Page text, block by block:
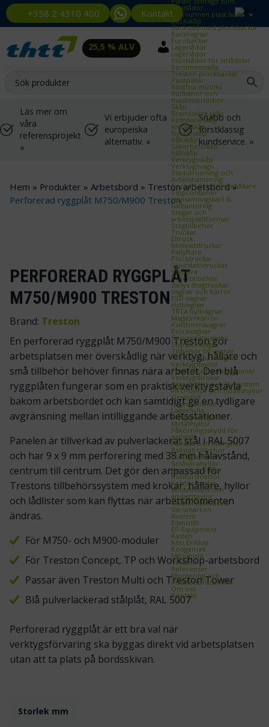
+358 2 4310 400 Kontakt Plastlådor
Återvunnen plast back
Backskåp
Backställ med plockbackar
Backvagnar
Eurobackar
Lagerlådor
Lagerlådor
Plocklådor för smådelar
Sortimentskåp
Treston plockbackar
Plastpallar
Rostfria möbler
Rullbanor och
maskinskridskor
Skåp
Brandsäkra skåp
Kemikalieskåp
Metallskåp
Nyckelskåp
Plåtskåp
Säkerhetsskåp
Stålskåp
Verktygsskåp
Verktygsvagn
Städutrustning och
Avfallshantering
Sopkärl & Avfallsbehållare
Tippcontainer
Uppsamlingskärl &
Fathantering
Stegar och
arbetsplattformar
Stegtillbehör
Truckar
Eltruck
Motviktstruckar
Pallyftare
Plocktruckar
Skjutstativtruckar
Staplare
Trucktillbehör
Zallys dragtruckar
Vagnar och Kärror
ESD‑vagnar
Hyllvagnar
TRTA hyllvagnar
Magasinkärror
Plattformsvagnar
Plockvagnar
Serveringsvagnar
Sopsäcksvagn
Tillbehör till vagnar
Treston Multi vagnar
Verktygstavlor
Perforerad verktygspanel
Verktygskrokar
Lagerhyllor och Hyllsystem
FIFO‑hyllor och flödeshyllor
Grenställ
Lagerautomat
Lagerhylla
Longspan hylla
Metallhyllor
Påkörningsskydd för
pallställ
Pallställ och Pallhyllor
Pallställ tillbehör
Utdragsenhet
Småvaruhyllor
Kontorsmöbler
Kontorsmattor
Kontorsstolar
Whiteboard och
anslagstavlor
Kontorsskrivbord
Varumärken
Axelent
Edmolift
EP-Equipment
Kasten
Kito Erikkilä
Kongamek
Mitsubishi
Treston
Referenser
Montering och
installationsservice
Om oss
Kontakt
25,5 % ALV
Läs mer om
våra
referensprojekt
»
Vi erbjuder ofta
europeiska
alternativ. »
Snabb och
förstklassig
kundservice. »
Hem » Produkter » Arbetsbord » Treston arbetsbord»
Perforerad ryggplåt M750/M900 Treston
PERFORERAD RYGGPLÅT
M750/M900 TRESTON
Brand: Treston
En perforerad ryggplåt M750/M900 Treston gör
arbetsplatsen mer överskådlig när verktyg, hållare och
små tillbehör behöver finnas nära arbetet. Den blå
ryggplåten fungerar som en praktisk verktygstavla
bakom arbetsbordet och kan samtidigt ge en tydligare
avgränsning mellan intilliggande arbetsstationer.
Panelen är tillverkad av pulverlackerat stål i RAL 5007
och har 9 x 9 mm perforering med 38 mm hålavstånd,
centrum till centrum. Det gör den anpassad för
Trestons tillbehörssystem med krokar, hållare, hyllor
och lådlister som kan flyttas när arbetsmomenten
ändras.
För M750- och M900-moduler
För Treston Concept, TP och Workshop-arbetsbord
Passar även Treston Multi och Treston Tower
Blå pulverlackerad stålplåt, RAL 5007
Perforerad ryggplåt är ett bra val när
verktygsförvaring ska byggas direkt vid arbetsplatsen
utan att ta plats på bordsskivan.
Storlek mm